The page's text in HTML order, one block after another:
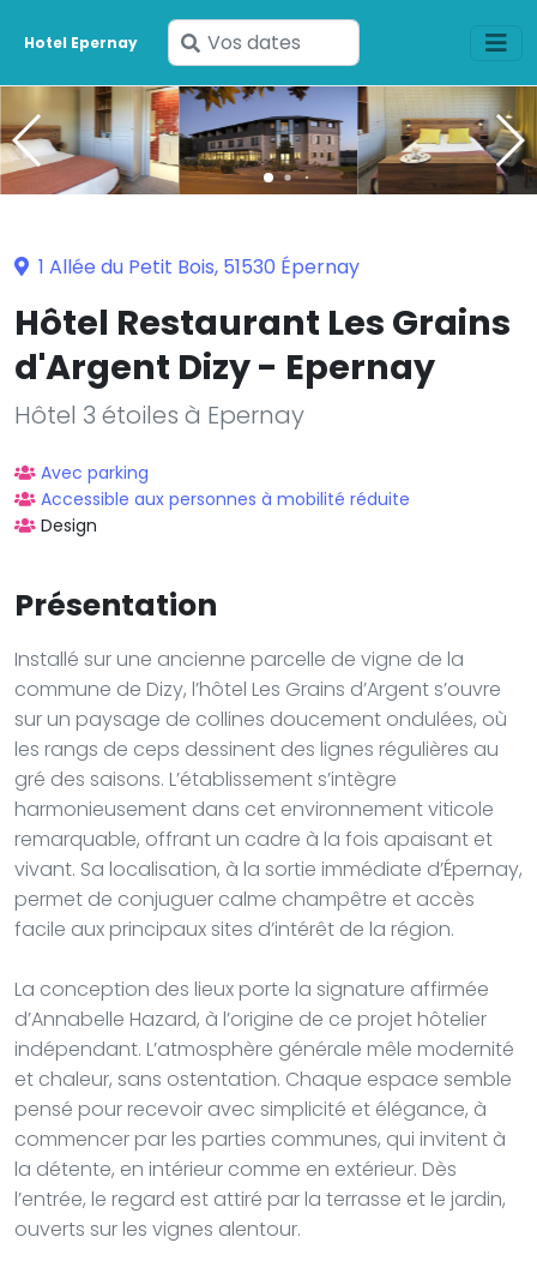
Hotel Epernay
Saisissez
vos
dates
1 Allée du Petit Bois, 51530 Épernay
Hôtel Restaurant Les Grains
d'Argent Dizy - Epernay
Hôtel 3 étoiles à Epernay
Avec parking
Accessible aux personnes à mobilité réduite
Design
Présentation
Installé sur une ancienne parcelle de vigne de la
commune de Dizy, l’hôtel Les Grains d’Argent s’ouvre
sur un paysage de collines doucement ondulées, où
les rangs de ceps dessinent des lignes régulières au
gré des saisons. L’établissement s’intègre
harmonieusement dans cet environnement viticole
remarquable, offrant un cadre à la fois apaisant et
vivant. Sa localisation, à la sortie immédiate d’Épernay,
permet de conjuguer calme champêtre et accès
facile aux principaux sites d’intérêt de la région.
La conception des lieux porte la signature affirmée
d’Annabelle Hazard, à l’origine de ce projet hôtelier
indépendant. L’atmosphère générale mêle modernité
et chaleur, sans ostentation. Chaque espace semble
pensé pour recevoir avec simplicité et élégance, à
commencer par les parties communes, qui invitent à
la détente, en intérieur comme en extérieur. Dès
l’entrée, le regard est attiré par la terrasse et le jardin,
ouverts sur les vignes alentour.